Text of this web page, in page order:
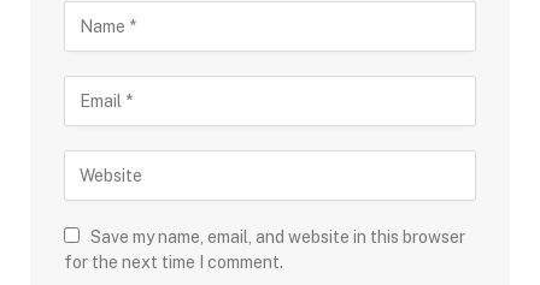
Save my name, email, and website in this browser
for the next time I comment.